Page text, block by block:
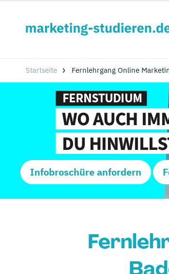
Startseite Fernlehrgang Online
Infobroschüre anfordern